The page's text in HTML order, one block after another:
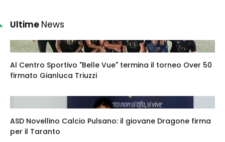
Ultime News
Al Centro Sportivo "Belle Vue" termina il torneo Over 50
firmato Gianluca Triuzzi
ASD Novellino Calcio Pulsano: il giovane Dragone firma
per il Taranto